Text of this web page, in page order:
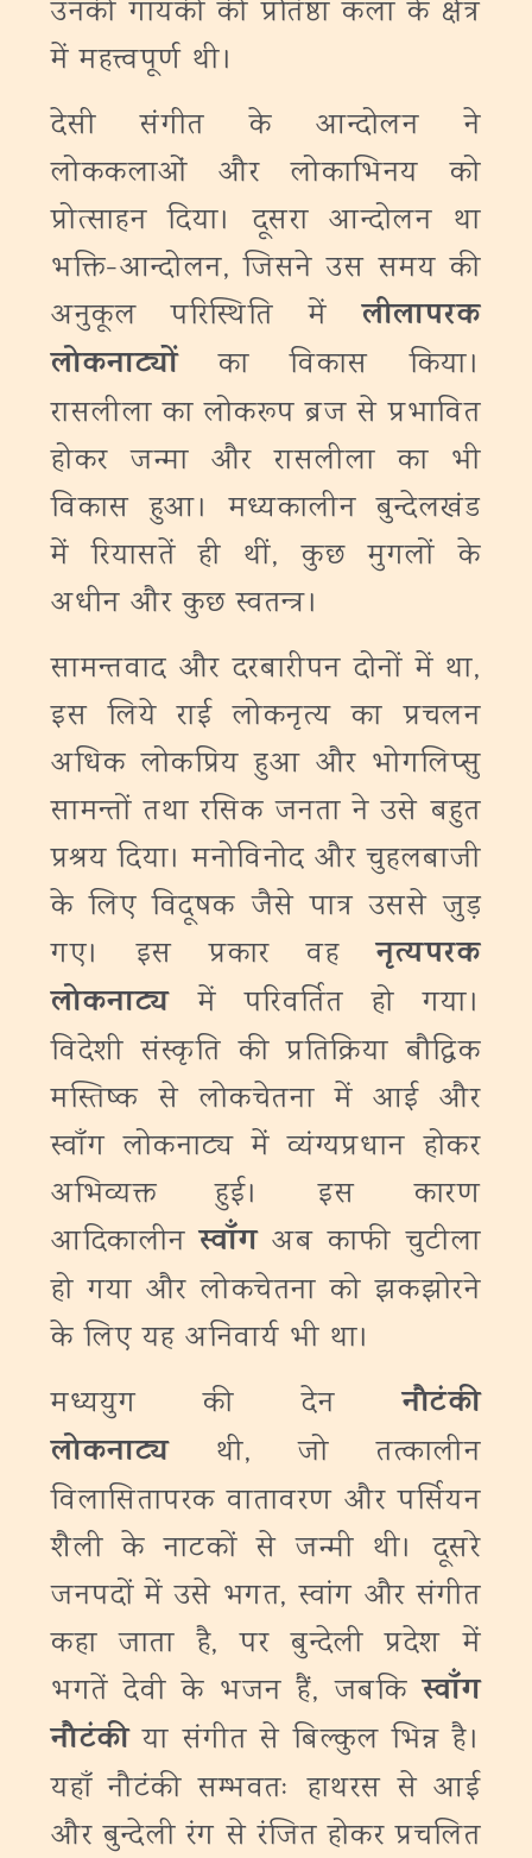
उनकी गायकी की प्रतिष्ठा कला के क्षेत्र
में महत्त्वपूर्ण थी।
देसी संगीत के आन्दोलन ने
लोककलाओं और लोकाभिनय को
प्रोत्साहन दिया। दूसरा आन्दोलन था
भक्ति-आन्दोलन, जिसने उस समय की
अनुकूल परिस्थिति मेंलीलापरक
लोकनाट्योंका विकास किया।
रासलीला का लोकरूप ब्रज से प्रभावित
होकर जन्मा और रासलीला का भी
विकास हुआ। मध्यकालीन बुन्देलखंड
में रियासतें ही थीं, कुछ मुगलों के
अधीन और कुछ स्वतन्त्र।
सामन्तवाद और दरबारीपन दोनों में था,
इस लिये राई लोकनृत्य का प्रचलन
अधिक लोकप्रिय हुआ और भोगलिप्सु
सामन्तों तथा रसिक जनता ने उसे बहुत
प्रश्रय दिया। मनोविनोद और चुहलबाजी
के लिए विदूषक जैसे पात्र उससे जुड़
गए। इस प्रकार वहनृत्यपरक
लोकनाट्य में परिवर्तित हो गया।
विदेशी संस्कृति की प्रतिक्रिया बौद्धिक
मस्तिष्क से लोकचेतना में आई और
स्वाँग लोकनाट्य में व्यंग्यप्रधान होकर
अभिव्यक्त हुई। इस कारण
आदिकालीनस्वाँगअब काफी चुटीला
हो गया और लोकचेतना को झकझोरने
के लिए यह अनिवार्य भी था।
मध्ययुग की देननौटंकी
लोकनाट्य थी, जो तत्कालीन
विलासितापरक वातावरण और पर्सियन
शैली के नाटकों से जन्मी थी। दूसरे
जनपदों में उसे भगत, स्वांग और संगीत
कहा जाता है, पर बुन्देली प्रदेश में
भगतें देवी के भजन हैं, जबकिस्वाँग
नौटंकीया संगीत से बिल्कुल भिन्न है।
यहाँ नौटंकी सम्भवतः हाथरस से आई
और बुन्देली रंग से रंजित होकर प्रचलित